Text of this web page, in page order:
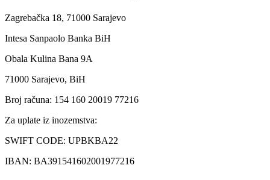
Zagrebačka 18, 71000 Sarajevo
Intesa Sanpaolo Banka BiH
Obala Kulina Bana 9A
71000 Sarajevo, BiH
Broj računa: 154 160 20019 77216
Za uplate iz inozemstva:
SWIFT CODE: UPBKBA22
IBAN: BA391541602001977216